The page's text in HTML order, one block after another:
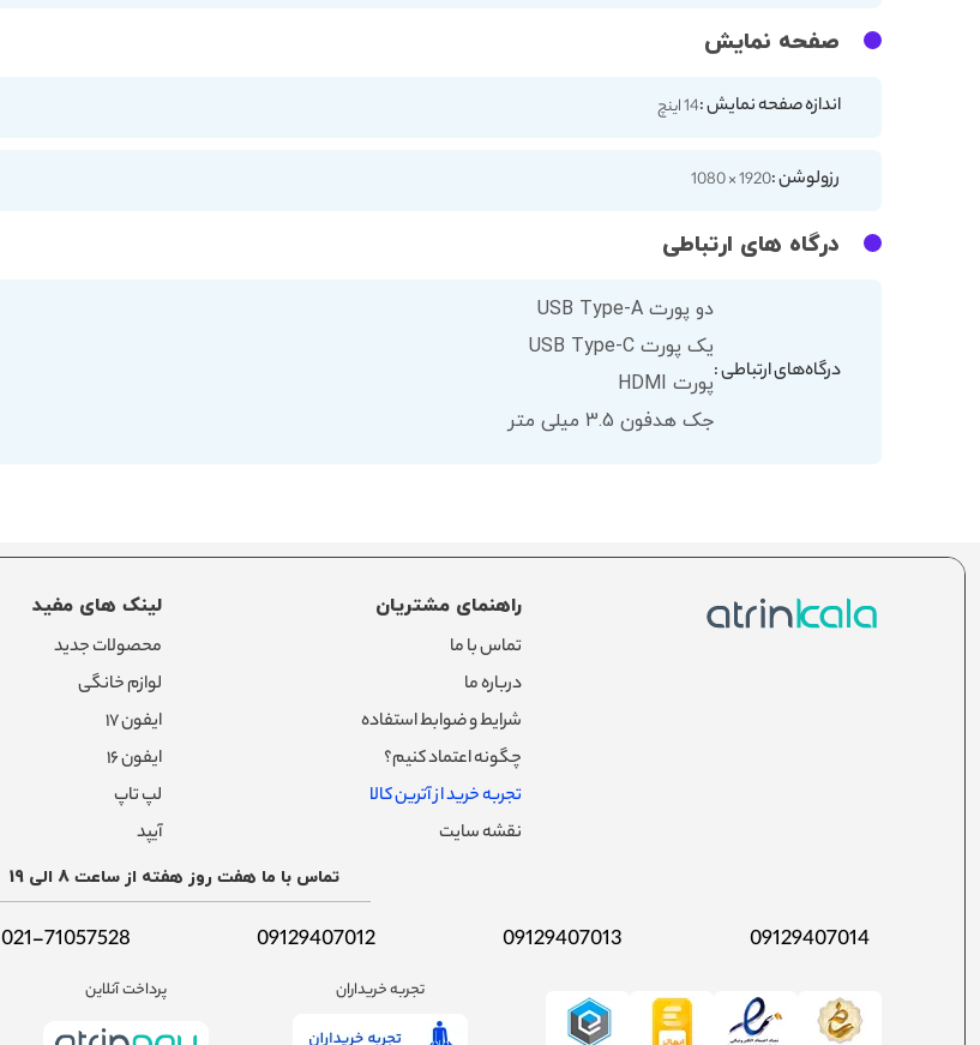
صفحه نمایش
اندازه صفحه نمایش :14 اینچ
رزولوشن :1920 × 1080
درگاه های ارتباطی
درگاه‌های ارتباطی :
دو پورت USB Type-A
یک پورت USB Type-C
پورت HDMI
جک هدفون 3.5 میلی متر
راهنمای مشتریان
تماس با ما
درباره ما
شرایط و ضوابط استفاده
چگونه اعتماد کنیم؟
تجربه خرید از آترین کالا
نقشه سایت
لینک های مفید
محصولات جدید
لوازم خانگی
ایفون ۱۷
ایفون ۱۶
لپ تاپ
آیپد
تماس با ما هفت روز هفته از ساعت 8 الی 19
09129407014
09129407013
09129407012
021-71057528
تجربه خریداران پرداخت آنلاین